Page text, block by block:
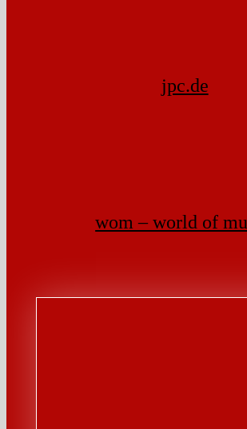
jpc.de
wom – world of